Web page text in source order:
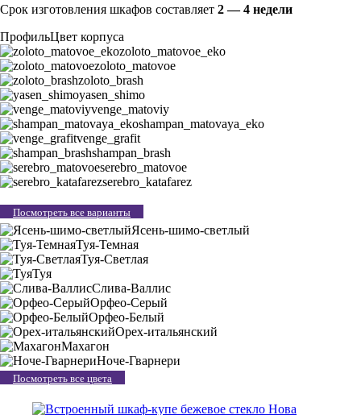
Срок изготовления шкафов составляет 2 — 4 недели
ПрофильЦвет корпуса
zoloto_matovoe_eko
zoloto_matovoe
zoloto_brash
yasen_shimo
venge_matoviy
shampan_matovaya_eko
venge_grafit
shampan_brash
serebro_matovoe
serebro_katafarez
Посмотреть все варианты
Ясень-шимо-светлый
Туя-Темная
Туя-Светлая
Туя
Слива-Валлис
Орфео-Серый
Орфео-Белый
Орех-итальянский
Махагон
Ноче-Гварнери
Посмотреть все цвета